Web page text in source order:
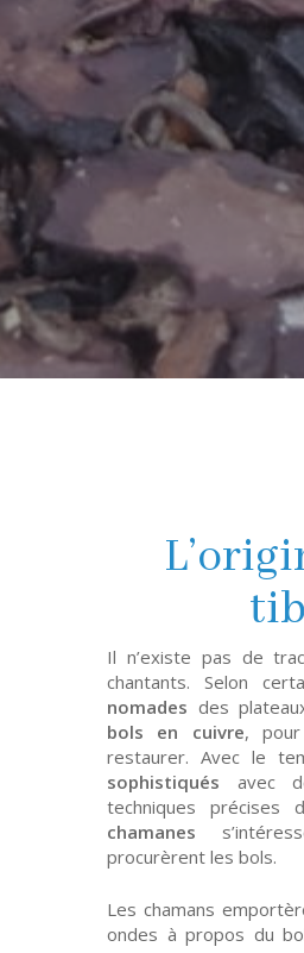
Il n’existe pas de
chantants. Selon
nomades des
bols en cuivre,
restaurer. Avec le
sophistiqués avec
techniques
chamanes
procurèrent les bols.
Les chamans
ondes à propos du